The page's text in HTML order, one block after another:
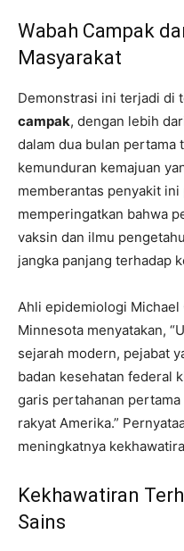
Wabah Campak
Masyarakat
Demonstrasi ini terjadi di
campak, dengan lebih
dalam dua bulan pertama
kemunduran kemajuan
memberantas penyakit ini
memperingatkan bahwa
vaksin dan ilmu
jangka panjang terhadap
Ahli epidemiologi
Minnesota menyatakan,
sejarah modern, pejabat
badan kesehatan federal
garis pertahanan
rakyat Amerika.”
meningkatnya
Kekhawatiran
Sains